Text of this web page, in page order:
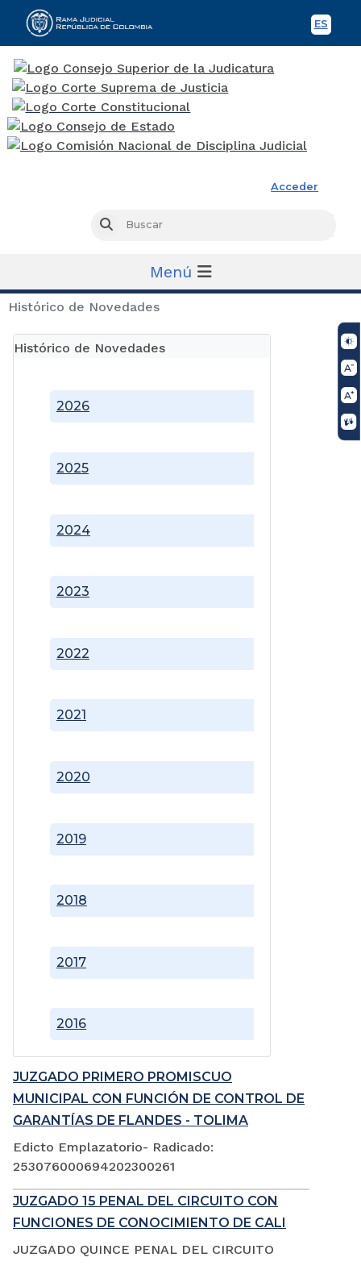
ES
Acceder
Buscar
Menú
Histórico de Novedades
Histórico de Novedades
2016
2017
2018
2019
2020
2021
2022
2023
2024
2025
2026
JUZGADO PRIMERO PROMISCUO
MUNICIPAL CON FUNCIÓN DE CONTROL DE
GARANTÍAS DE FLANDES - TOLIMA
Edicto Emplazatorio- Radicado:
253076000694202300261
JUZGADO 15 PENAL DEL CIRCUITO CON
FUNCIONES DE CONOCIMIENTO DE CALI
JUZGADO QUINCE PENAL DEL CIRCUITO